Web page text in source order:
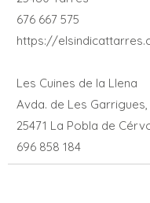
676 667 575
https://
Les Cuines de la Llena
Avda. de Les Garrigues,
25471 La Pobla de
696 858 184